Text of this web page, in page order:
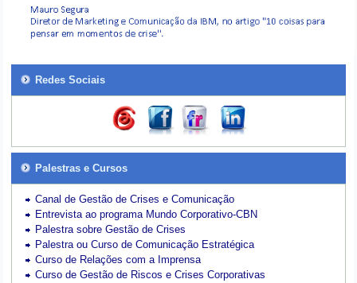
Redes Sociais
Palestras e Cursos
Canal de Gestão de Crises e Comunicação
Entrevista ao programa Mundo Corporativo-CBN
Palestra sobre Gestão de Crises
Palestra ou Curso de Comunicação Estratégica
Curso de Relações com a Imprensa
Curso de Gestão de Riscos e Crises Corporativas